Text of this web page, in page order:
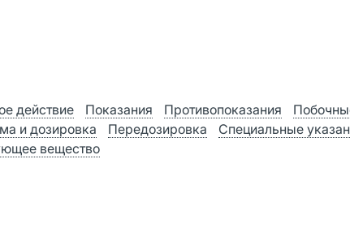
действие Показания Противопоказания
и дозировка Передозировка Специальные
вещество